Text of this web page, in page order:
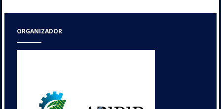
ORGANIZADOR